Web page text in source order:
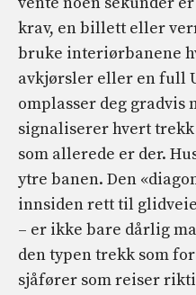
krav, en billett eller
bruke interiørbanene
avkjørsler eller en full
omplasser deg gradvis
signaliserer hvert
som allerede er der.
ytre banen. Den
innsiden rett til
– er ikke bare dårlig
den typen trekk som
sjåfører som reiser